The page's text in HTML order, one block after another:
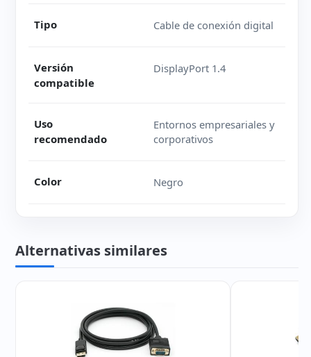
Tipo Cable de conexión digital
Versión
compatible
DisplayPort 1.4
Uso
recomendado
Entornos empresariales y
corporativos
Color Negro
Alternativas similares